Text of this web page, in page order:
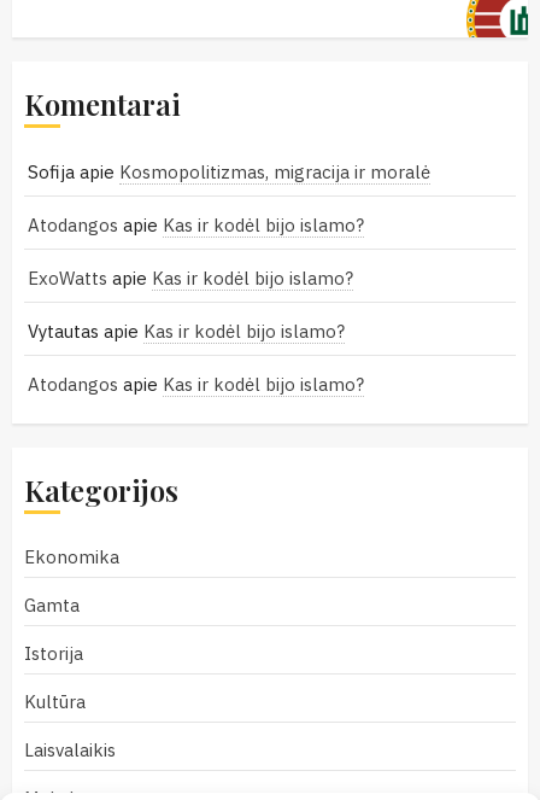
Komentarai
Sofija apie Kosmopolitizmas, migracija ir moralė
Atodangos apie Kas ir kodėl bijo islamo?
ExoWatts apie Kas ir kodėl bijo islamo?
Vytautas apie Kas ir kodėl bijo islamo?
Atodangos apie Kas ir kodėl bijo islamo?
Kategorijos
Ekonomika
Gamta
Istorija
Kultūra
Laisvalaikis